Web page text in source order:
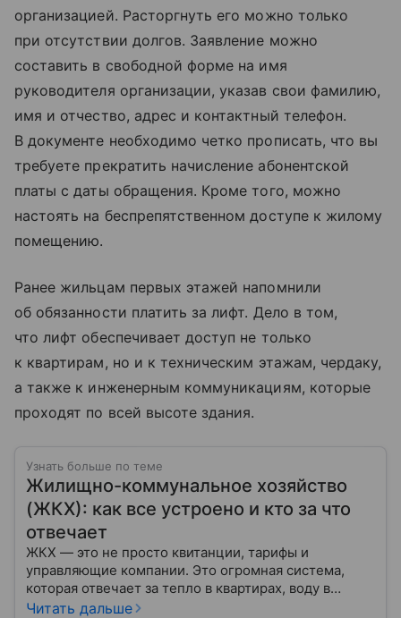
организацией. Расторгнуть его можно только
при отсутствии долгов. Заявление можно
составить в свободной форме на имя
руководителя организации, указав свои фамилию,
имя и отчество, адрес и контактный телефон.
В документе необходимо четко прописать, что вы
требуете прекратить начисление абонентской
платы с даты обращения. Кроме того, можно
настоять на беспрепятственном доступе к жилому
помещению.
Ранее жильцам первых этажей напомнили
об обязанности платить за лифт. Дело в том,
что лифт обеспечивает доступ не только
к квартирам, но и к техническим этажам, чердаку,
а также к инженерным коммуникациям, которые
проходят по всей высоте здания.
Узнать больше по теме
Жилищно-коммунальное хозяйство
(ЖКХ): как все устроено и кто за что
отвечает
ЖКХ — это не просто квитанции, тарифы и
управляющие компании. Это огромная система,
которая отвечает за тепло в квартирах, воду в
кране, освещение улиц и чистоту во дворах.
Читать дальше